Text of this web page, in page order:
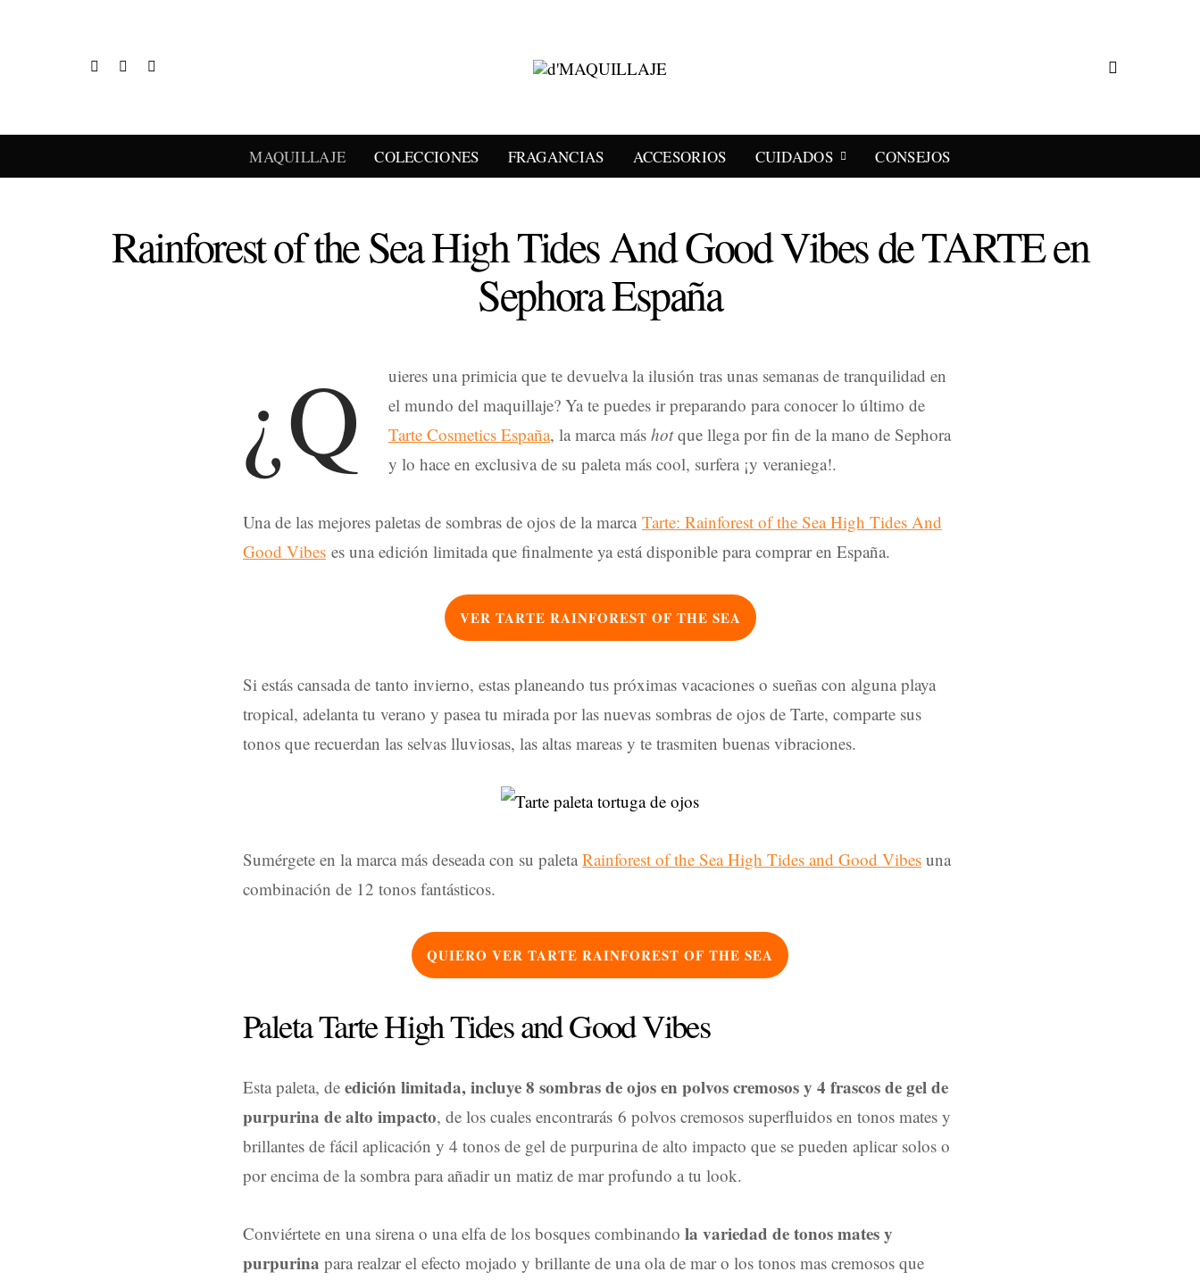
MAQUILLAJE COLECCIONES FRAGANCIAS ACCESORIOS CUIDADOS CONSEJOS
Rainforest of the Sea High Tides And Good Vibes de TARTE en
Sephora España
¿Q
uieres una primicia que te devuelva la ilusión tras unas semanas de tranquilidad en
el mundo del maquillaje? Ya te puedes ir preparando para conocer lo último de
Tarte Cosmetics España, la marca más hotque llega por fin de la mano de Sephora
y lo hace en exclusiva de su paleta más cool, surfera ¡y veraniega!.
Una de las mejores paletas de sombras de ojos de la marca Tarte: Rainforest of the Sea High Tides And
Good Vibes es una edición limitada que finalmente ya está disponible para comprar en España.
VER TARTE RAINFOREST OF THE SEA
Si estás cansada de tanto invierno, estas planeando tus próximas vacaciones o sueñas con alguna playa
tropical, adelanta tu verano y pasea tu mirada por las nuevas sombras de ojos de Tarte, comparte sus
tonos que recuerdan las selvas lluviosas, las altas mareas y te trasmiten buenas vibraciones.
Sumérgete en la marca más deseada con su paleta Rainforest of the Sea High Tides and Good Vibes una
combinación de 12 tonos fantásticos.
QUIERO VER TARTE RAINFOREST OF THE SEA
Paleta Tarte High Tides and Good Vibes
Esta paleta, de edición limitada, incluye 8 sombras de ojos en polvos cremosos y 4 frascos de gel de
purpurina de alto impacto, de los cuales encontrarás 6 polvos cremosos superfluidos en tonos mates y
brillantes de fácil aplicación y 4 tonos de gel de purpurina de alto impacto que se pueden aplicar solos o
por encima de la sombra para añadir un matiz de mar profundo a tu look.
Conviértete en una sirena o una elfa de los bosques combinando la variedad de tonos mates y
purpurina para realzar el efecto mojado y brillante de una ola de mar o los tonos mas cremosos que